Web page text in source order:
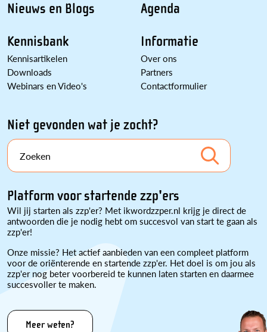
Nieuws en Blogs
Kennisbank
Kennisartikelen
Downloads
Webinars en Video's
Agenda
Informatie
Over ons
Partners
Contactformulier
Niet gevonden wat je zocht?
Zoeken
Platform voor startende zzp'ers
Wil jij starten als zzp'er? Met ikwordzzper.nl krijg je direct de
antwoorden die je nodig hebt om succesvol van start te gaan als
zzp'er!
Onze missie? Het actief aanbieden van een compleet platform
voor de oriënterende en startende zzp'er. Het doel is om jou als
zzp'er nog beter voorbereid te kunnen laten starten en daarmee
succesvoller te maken.
Meer weten?